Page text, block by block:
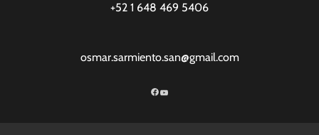
+52 1 648 469 5406
osmar.sarmiento.san@gmail.com
Facebook
YouTube